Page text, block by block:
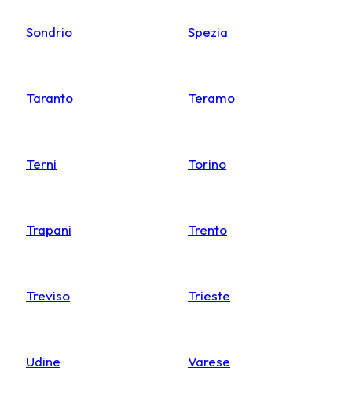
Sondrio Spezia
Taranto Teramo
Terni Torino
Trapani Trento
Treviso Trieste
Udine Varese